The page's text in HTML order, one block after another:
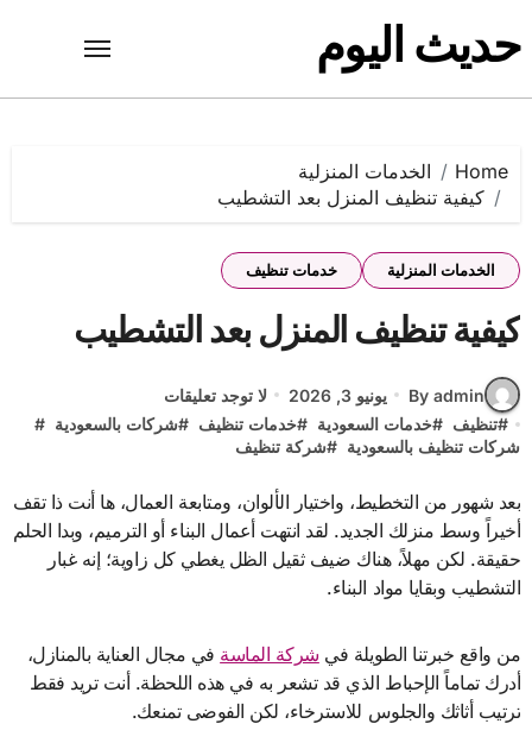
to
content
حديث اليوم
Home
الخدمات المنزلية
كيفية تنظيف المنزل بعد التشطيب
الخدمات المنزلية خدمات تنظيف
كيفية تنظيف المنزل بعد التشطيب
By admin يونيو 3, 2026
لا توجد تعليقات
#تنظيف #خدمات السعودية #خدمات تنظيف #شركات بالسعودية #
شركات تنظيف بالسعودية #شركة تنظيف
بعد شهور من التخطيط، واختيار الألوان، ومتابعة العمال، ها أنت ذا تقف
أخيراً وسط منزلك الجديد. لقد انتهت أعمال البناء أو الترميم، وبدا الحلم
حقيقة. لكن مهلاً، هناك ضيف ثقيل الظل يغطي كل زاوية؛ إنه غبار
التشطيب وبقايا مواد البناء.
من واقع خبرتنا الطويلة في شركة الماسة في مجال العناية بالمنازل،
أدرك تماماً الإحباط الذي قد تشعر به في هذه اللحظة. أنت تريد فقط
ترتيب أثاثك والجلوس للاسترخاء، لكن الفوضى تمنعك.